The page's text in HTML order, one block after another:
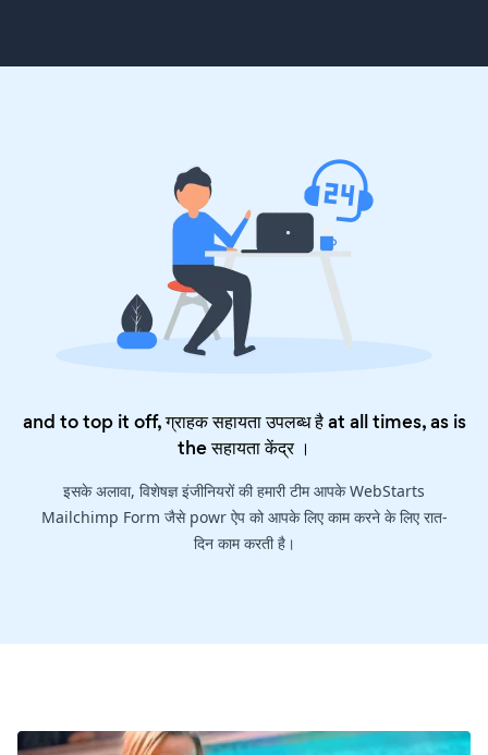
and to top it off, ग्राहक सहायता उपलब्ध है at all times, as is
theसहायता केंद्र।
इसके अलावा, विशेषज्ञ इंजीनियरों की हमारी टीम आपके WebStarts
Mailchimp Form जैसे powr ऐप को आपके लिए काम करने के लिए रात-
दिन काम करती है।